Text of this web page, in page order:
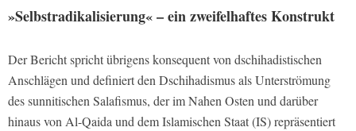
»Selbstradikalisierung« – ein zweifelhaftes Konstrukt
Der Bericht spricht übrigens konsequent von dschihadistischen
Anschlägen und definiert den Dschihadismus als Unterströmung
des sunnitischen Salafismus, der im Nahen Osten und darüber
hinaus von Al-Qaida und dem Islamischen Staat (IS) repräsentiert